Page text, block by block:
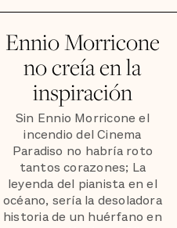
Ennio Morricone
no creía en la
inspiración
Sin Ennio Morricone el
incendio del Cinema
Paradiso no habría roto
tantos corazones; La
leyenda del pianista en el
océano, sería la desoladora
historia de un huérfano en